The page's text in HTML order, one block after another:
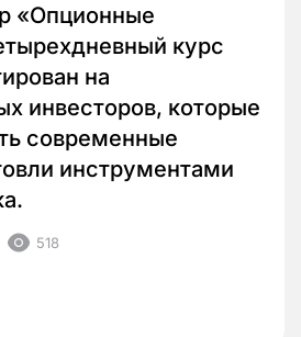
«Опционные
курс
на
инвесторов, которые
современные
инструментами
518